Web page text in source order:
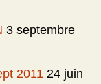
3 septembre
2011 24 juin